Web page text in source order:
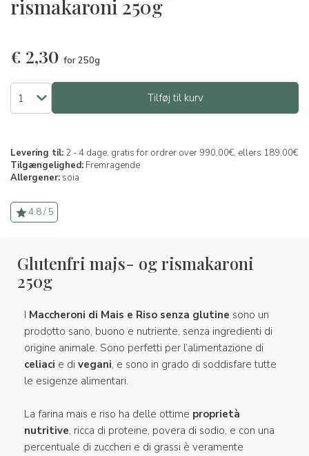
rismakaroni 250g
€ 2,30 for 250g
Tilføj til kurv
Levering til: 2 - 4 dage, gratis for ordrer over 990,00€, ellers 189,00€
Tilgængelighed: Fremragende
Allergener: soia
4.8 / 5
Glutenfri majs- og rismakaroni
250g
I Maccheroni di Mais e Riso senza glutine sono un
prodotto sano, buono e nutriente, senza ingredienti di
origine animale. Sono perfetti per l’alimentazione di
celiaci e di vegani, e sono in grado di soddisfare tutte
le esigenze alimentari.
La farina mais e riso ha delle ottime proprietà
nutritive, ricca di proteine, povera di sodio, e con una
percentuale di zuccheri e di grassi è veramente